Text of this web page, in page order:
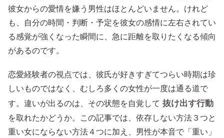
彼女からの愛情を嫌う男性はほとんどいません。けれど
も、自分の時間・判断・予定を彼女の感情に左右されてい
る感覚が強くなった瞬間に、急に距離を取りたくなる傾向
があるのです。
恋愛経験者の視点では、彼氏が好きすぎてつらい時期は珍
しいものではなく、むしろ多くの女性が一度は通る道で
す。違いが出るのは、その状態を自覚して 抜け出す行動
を取れたかどうか。この記事では、依存しない方法３つと
重い女にならない方法４つに加え、男性が本音で「重い」